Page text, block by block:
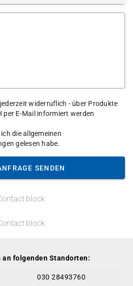
widerruflich - über Produkte
per E-Mail informiert werden
die allgemeinen
gelesen habe.
SENDEN
block
block
an folgenden Standorten:
030 28493760